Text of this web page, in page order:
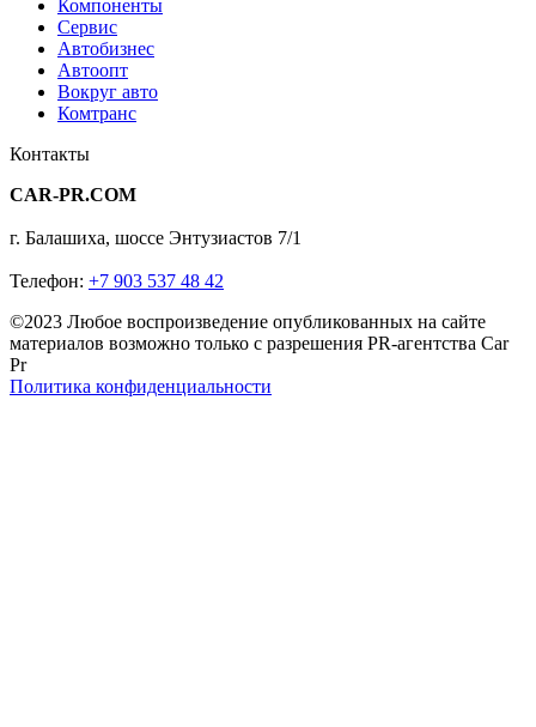
Компоненты
Сервис
Автобизнес
Автоопт
Вокруг авто
Комтранс
Контакты
CAR-PR.COM
г. Балашиха, шоссе Энтузиастов 7/1
Телефон: +7 903 537 48 42
©2023 Любое воспроизведение опубликованных на сайте
материалов возможно только с разрешения PR-агентства Car
Pr
Политика конфиденциальности